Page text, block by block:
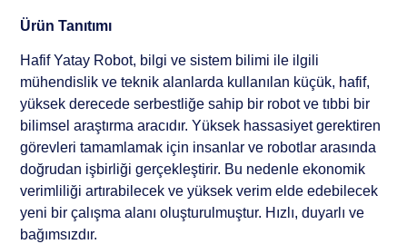
Ürün Tanıtımı
Hafif Yatay Robot, bilgi ve sistem bilimi ile ilgili
mühendislik ve teknik alanlarda kullanılan küçük, hafif,
yüksek derecede serbestliğe sahip bir robot ve tıbbi bir
bilimsel araştırma aracıdır. Yüksek hassasiyet gerektiren
görevleri tamamlamak için insanlar ve robotlar arasında
doğrudan işbirliği gerçekleştirir. Bu nedenle ekonomik
verimliliği artırabilecek ve yüksek verim elde edebilecek
yeni bir çalışma alanı oluşturulmuştur. Hızlı, duyarlı ve
bağımsızdır.